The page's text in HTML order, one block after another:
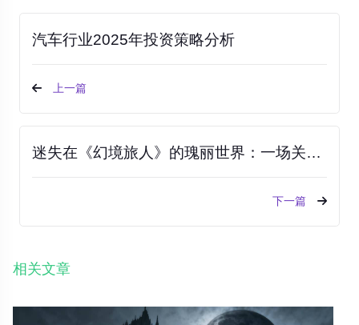
汽车行业2025年投资策略分析
上一篇
迷失在《幻境旅人》的瑰丽世界：一场关于自由、探索与星尘共鸣的沉浸式冒险
下一篇
相关文章